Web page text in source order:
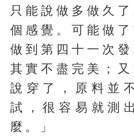
只能說做多做久
個感覺。可能做
做到第四十一次
其實不盡完美；
說穿了，原料並
試，很容易就測
麼。」